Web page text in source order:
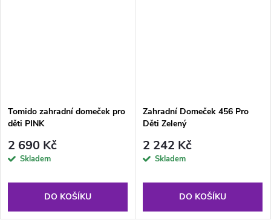
Tomido zahradní domeček pro
děti PINK
2 690 Kč
Skladem
DO KOŠÍKU
Zahradní Domeček 456 Pro
Děti Zelený
2 242 Kč
Skladem
DO KOŠÍKU